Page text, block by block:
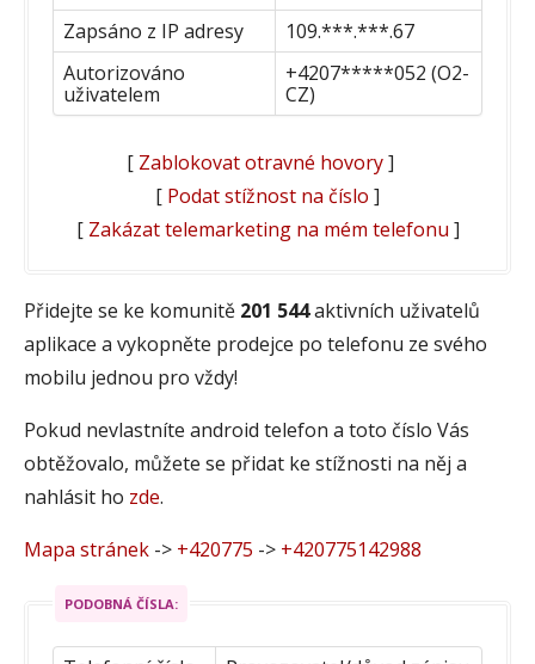
Zapsáno z IP adresy
109.***.***.67
Autorizováno
uživatelem
+4207*****052 (O2-
CZ)
[ Zablokovat otravné hovory]
[ Podat stížnost na číslo ]
[ Zakázat telemarketing na mém telefonu ]
Přidejte se ke komunitě 201 544aktivních uživatelů
aplikace a vykopněte prodejce po telefonu ze svého
mobilu jednou pro vždy!
Pokud nevlastníte android telefon a toto číslo Vás
obtěžovalo, můžete se přidat ke stížnosti na něj a
nahlásit ho zde.
Mapa stránek -> +420775 -> +420775142988
PODOBNÁ ČÍSLA: